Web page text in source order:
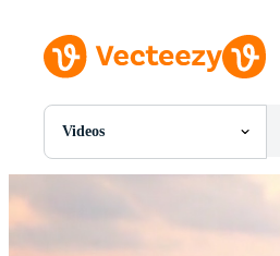
Videos
Todas Imágenes
SVGs